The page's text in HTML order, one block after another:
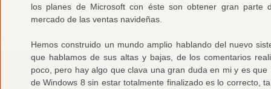
los planes de Microsoft con éste son obtener gran
mercado de las ventas navideñas.
Hemos construido un mundo amplio hablando del nuevo
que hablamos de sus altas y bajas, de los comentarios
poco, pero hay algo que clava una gran duda en mi y es
de Windows 8 sin estar totalmente finalizado es lo correcto,